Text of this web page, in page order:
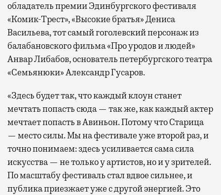
обладатель премии Эдинбургского фестиваля
«Комик-Трест», «Высокие братья» Дениса
Васильева, тот самый гоголевский персонаж из
балабановского фильма «Про уродов и людей»
Анвар Либабов, основатель петербургского театра
«Семьянюки» Александр Гусаров.
«Здесь будет так, что каждый клоун станет
мечтать попасть сюда — так же, как каждый актер
мечтает попасть в Авиньон. Потому что Старица
— место силы. Мы на фестивале уже второй раз, и
точно понимаем: здесь усиливается сама сила
искусства — не только у артистов, но и у зрителей.
По масштабу фестиваль стал вдвое сильнее, и
публика приезжает уже с другой энергией. Это